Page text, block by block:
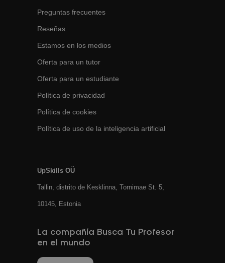
Preguntas frecuentes
Reseñas
Estamos en los medios
Oferta para un tutor
Oferta para un estudiante
Política de privacidad
Política de cookies
Política de uso de la inteligencia artificial
UpSkills OÜ
Tallin, distrito de Kesklinna, Tornimаe St. 5,
10145, Estonia
La compañía Busca Tu Profesor
en el mundo